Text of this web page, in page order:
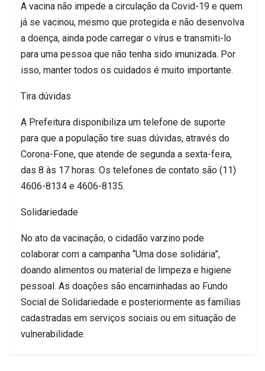
A vacina não impede a circulação da Covid-19 e quem
já se vacinou, mesmo que protegida e não desenvolva
a doença, ainda pode carregar o vírus e transmiti-lo
para uma pessoa que não tenha sido imunizada. Por
isso, manter todos os cuidados é muito importante.
Tira dúvidas
A Prefeitura disponibiliza um telefone de suporte
para que a população tire suas dúvidas, através do
Corona-Fone, que atende de segunda a sexta-feira,
das 8 às 17 horas. Os telefones de contato são (11)
4606-8134 e 4606-8135.
Solidariedade
No ato da vacinação, o cidadão varzino pode
colaborar com a campanha “Uma dose solidária”,
doando alimentos ou material de limpeza e higiene
pessoal. As doações são encaminhadas ao Fundo
Social de Solidariedade e posteriormente as famílias
cadastradas em serviços sociais ou em situação de
vulnerabilidade.